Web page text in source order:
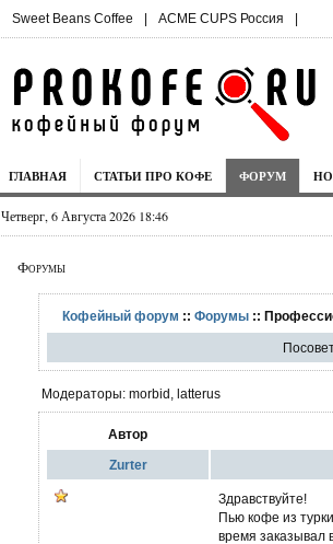
Sweet Beans Coffee | ACME CUPS Россия |
ГЛАВНАЯ СТАТЬИ ПРО КОФЕ ФОРУМ
Четверг, 6 Августа 2026 18:46
Форумы
Кофейный форум :: Форумы::
Модераторы: morbid, latterus
Автор
Zurter
Здравствуйте!
Пью кофе из
время заказывал